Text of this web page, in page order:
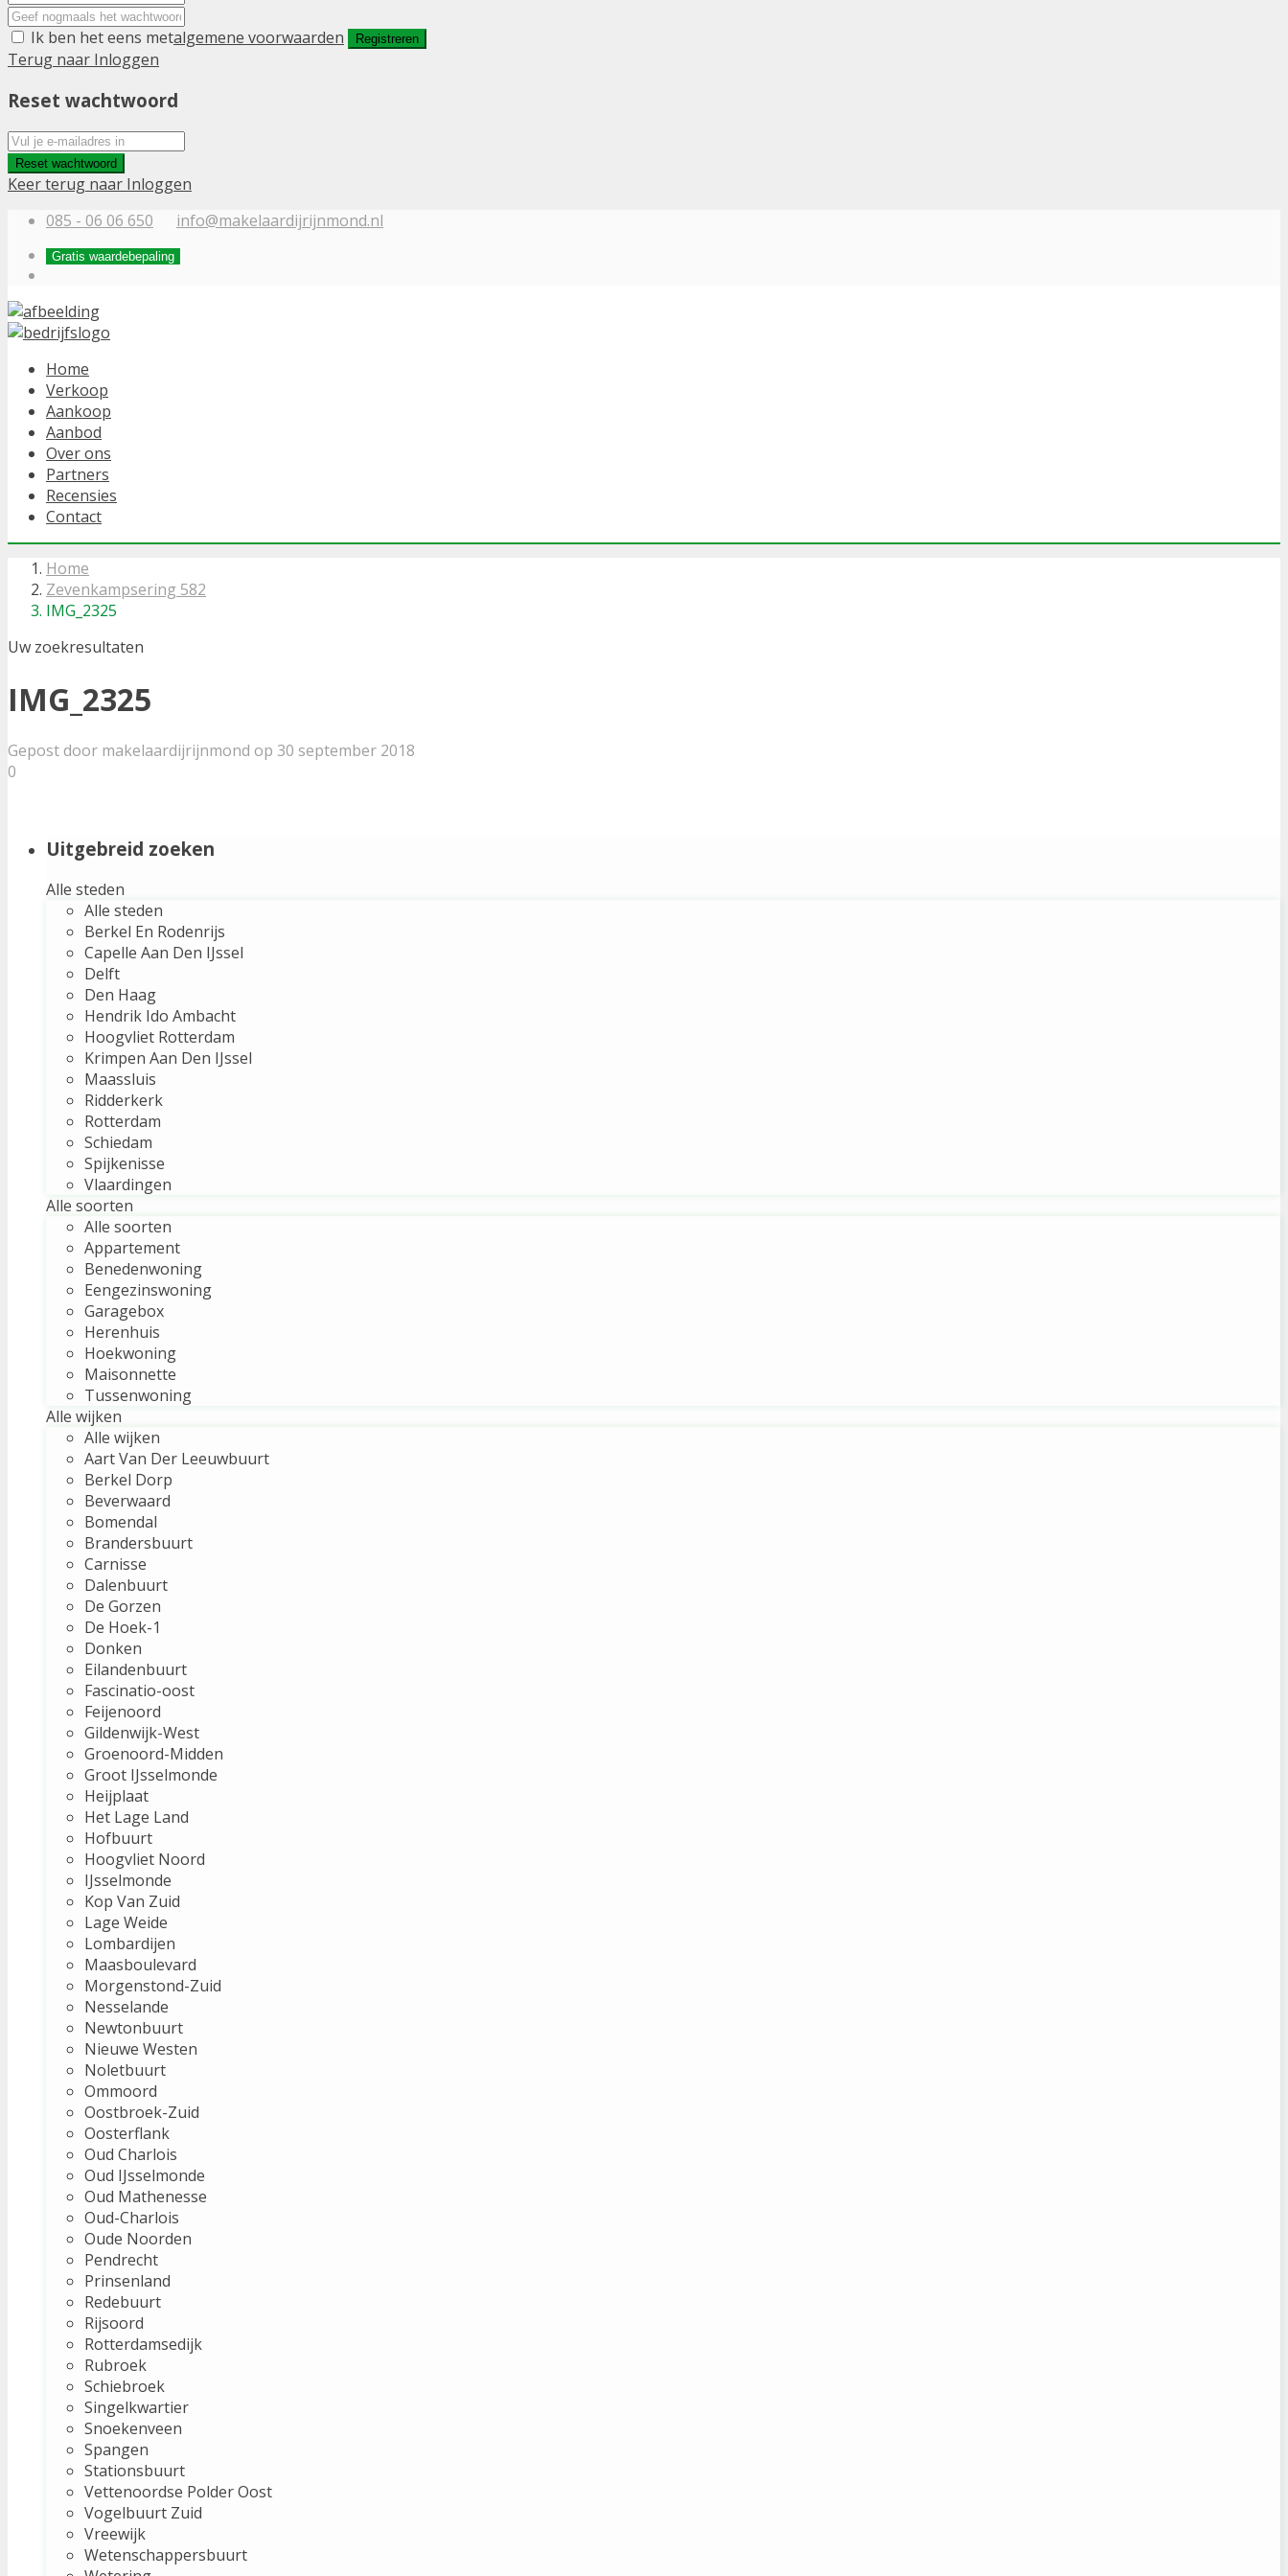
Ik ben het eens metalgemene voorwaarden Registreren
Terug naar Inloggen
Reset wachtwoord
Reset wachtwoord
Keer terug naar Inloggen
085 - 06 06 650
info@makelaardijrijnmond.nl
Gratis waardebepaling
Home
Verkoop
Aankoop
Aanbod
Over ons
Partners
Recensies
Contact
Home
Zevenkampsering 582
IMG_2325
Uw zoekresultaten
IMG_2325
Gepost door makelaardijrijnmond op 30 september 2018
0
Uitgebreid zoeken
Alle steden
Alle steden
Berkel En Rodenrijs
Capelle Aan Den IJssel
Delft
Den Haag
Hendrik Ido Ambacht
Hoogvliet Rotterdam
Krimpen Aan Den IJssel
Maassluis
Ridderkerk
Rotterdam
Schiedam
Spijkenisse
Vlaardingen
Alle soorten
Alle soorten
Appartement
Benedenwoning
Eengezinswoning
Garagebox
Herenhuis
Hoekwoning
Maisonnette
Tussenwoning
Alle wijken
Alle wijken
Aart Van Der Leeuwbuurt
Berkel Dorp
Beverwaard
Bomendal
Brandersbuurt
Carnisse
Dalenbuurt
De Gorzen
De Hoek-1
Donken
Eilandenbuurt
Fascinatio-oost
Feijenoord
Gildenwijk-West
Groenoord-Midden
Groot IJsselmonde
Heijplaat
Het Lage Land
Hofbuurt
Hoogvliet Noord
IJsselmonde
Kop Van Zuid
Lage Weide
Lombardijen
Maasboulevard
Morgenstond-Zuid
Nesselande
Newtonbuurt
Nieuwe Westen
Noletbuurt
Ommoord
Oostbroek-Zuid
Oosterflank
Oud Charlois
Oud IJsselmonde
Oud Mathenesse
Oud-Charlois
Oude Noorden
Pendrecht
Prinsenland
Redebuurt
Rijsoord
Rotterdamsedijk
Rubroek
Schiebroek
Singelkwartier
Snoekenveen
Spangen
Stationsbuurt
Vettenoordse Polder Oost
Vogelbuurt Zuid
Vreewijk
Wetenschappersbuurt